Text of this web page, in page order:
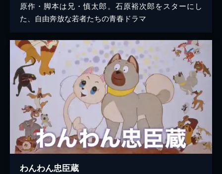
原作・脚本は兄・慎太郎。石原裕次郎をスターにし
た、自由奔放な若者たちの青春ドラマ
わんわん忠臣蔵